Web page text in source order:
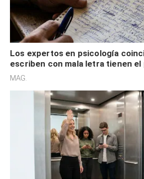
Los expertos en psicología
escriben con mala letra tienen el
acelerado y no lo hacen por
MAG.